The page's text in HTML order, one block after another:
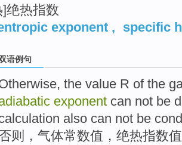
]绝热指数
exponent , specific
语例句
, the value R of the
exponent can not be
also can not be
则 ， 气体常数值 ， 绝热指数值